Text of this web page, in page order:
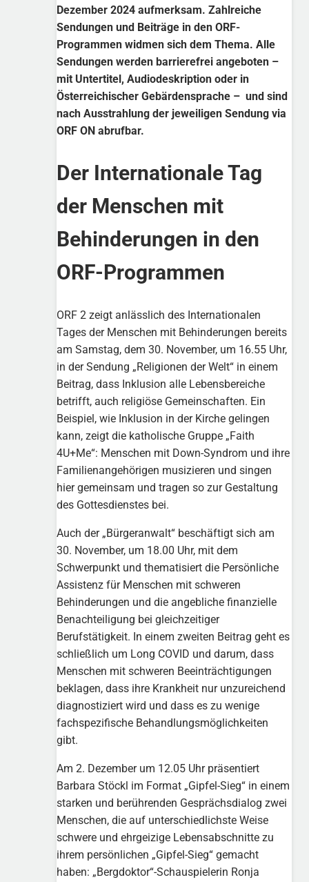
Dezember 2024 aufmerksam. Zahlreiche
Sendungen und Beiträge in den ORF-
Programmen widmen sich dem Thema. Alle
Sendungen werden barrierefrei angeboten –
mit Untertitel, Audiodeskription oder in
Österreichischer Gebärdensprache – und sind
nach Ausstrahlung der jeweiligen Sendung via
ORF ON abrufbar.
Der Internationale Tag
der Menschen mit
Behinderungen in den
ORF-Programmen
ORF 2 zeigt anlässlich des Internationalen
Tages der Menschen mit Behinderungen bereits
am Samstag, dem 30. November, um 16.55 Uhr,
in der Sendung „Religionen der Welt“ in einem
Beitrag, dass Inklusion alle Lebensbereiche
betrifft, auch religiöse Gemeinschaften. Ein
Beispiel, wie Inklusion in der Kirche gelingen
kann, zeigt die katholische Gruppe „Faith
4U+Me“: Menschen mit Down-Syndrom und ihre
Familienangehörigen musizieren und singen
hier gemeinsam und tragen so zur Gestaltung
des Gottesdienstes bei.
Auch der „Bürgeranwalt“ beschäftigt sich am
30. November, um 18.00 Uhr, mit dem
Schwerpunkt und thematisiert die Persönliche
Assistenz für Menschen mit schweren
Behinderungen und die angebliche finanzielle
Benachteiligung bei gleichzeitiger
Berufstätigkeit. In einem zweiten Beitrag geht es
schließlich um Long COVID und darum, dass
Menschen mit schweren Beeinträchtigungen
beklagen, dass ihre Krankheit nur unzureichend
diagnostiziert wird und dass es zu wenige
fachspezifische Behandlungsmöglichkeiten
gibt.
Am 2. Dezember um 12.05 Uhr präsentiert
Barbara Stöckl im Format „Gipfel-Sieg“ in einem
starken und berührenden Gesprächsdialog zwei
Menschen, die auf unterschiedlichste Weise
schwere und ehrgeizige Lebensabschnitte zu
ihrem persönlichen „Gipfel-Sieg“ gemacht
haben: „Bergdoktor“-Schauspielerin Ronja